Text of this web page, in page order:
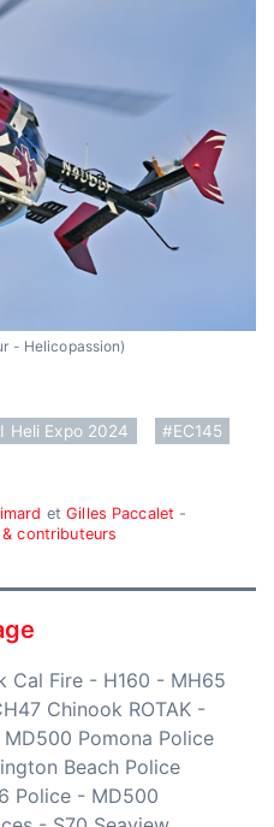
- Helicopassion)
Heli Expo 2024
#EC145
etGilles Paccalet -
contributeurs
Cal Fire - H160 - MH65
Chinook ROTAK -
MD500 Pomona Police
Beach Police
Police - MD500